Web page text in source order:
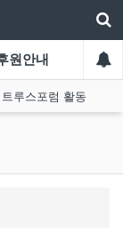
원안내
트루스포럼 활동